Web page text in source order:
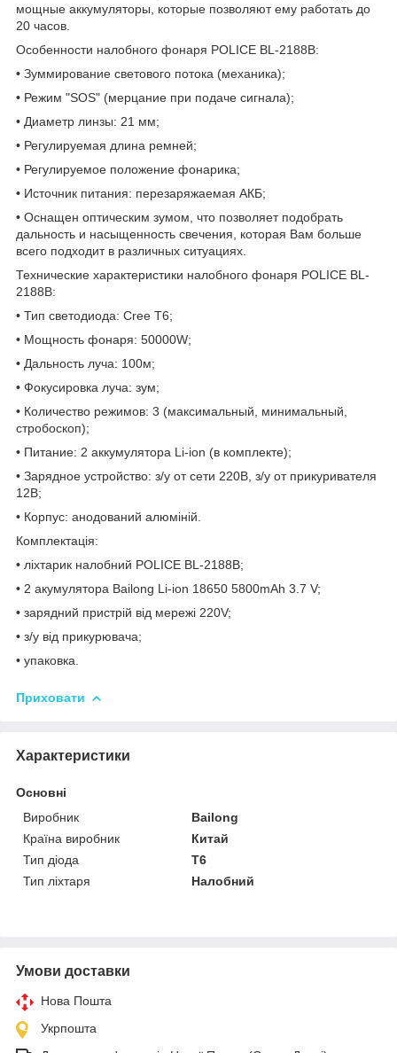
мощные аккумуляторы, которые позволяют ему работать до
20 часов.
Особенности налобного фонаря POLICE BL-2188B:
• Зуммирование светового потока (механика);
• Режим "SOS" (мерцание при подаче сигнала);
• Диаметр линзы: 21 мм;
• Регулируемая длина ремней;
• Регулируемое положение фонарика;
• Источник питания: перезаряжаемая АКБ;
• Оснащен оптическим зумом, что позволяет подобрать
дальность и насыщенность свечения, которая Вам больше
всего подходит в различных ситуациях.
Технические характеристики налобного фонаря POLICE BL-
2188B:
• Тип светодиода: Cree T6;
• Мощность фонаря: 50000W;
• Дальность луча: 100м;
• Фокусировка луча: зум;
• Количество режимов: 3 (максимальный, минимальный,
стробоскоп);
• Питание: 2 аккумулятора Li-ion (в комплекте);
• Зарядное устройство: з/у от сети 220В, з/у от прикуривателя
12В;
• Корпус: анодований алюміній.
Комплектація:
• ліхтарик налобний POLICE BL-2188B;
• 2 акумулятора Bailong Li-ion 18650 5800mAh 3.7 V;
• зарядний пристрій від мережі 220V;
• з/у від прикурювача;
• упаковка.
Приховати
Характеристики
Основні
Виробник
Bailong
Країна виробник
Китай
Тип діода
T6
Тип ліхтаря
Налобний
Умови доставки
Нова Пошта
Укрпошта